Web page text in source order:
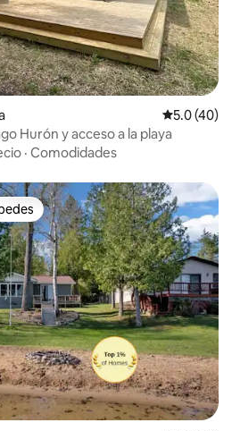
Calificación
5.0 (40)
Hurón y acceso a la playa
· Comodidades
preferido